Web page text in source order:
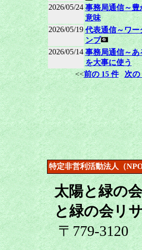
2026/05/24 事務局通信～豊
意味
2026/05/19 代表通信～ワー
ンプ
2026/05/14 事務局通信～あ
を大事に使う
<<前の 15 件 次の
特定非営利活動法人（
太陽と緑の
と緑の会リ
〒779-